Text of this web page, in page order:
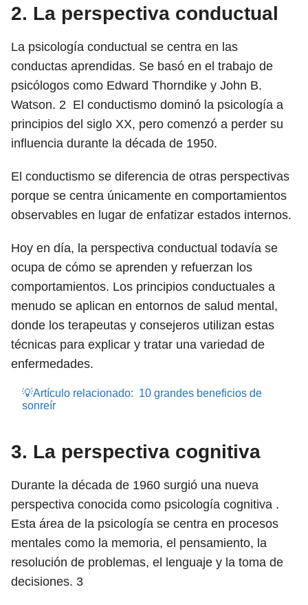
2. La perspectiva conductual
La psicología conductual se centra en las
conductas aprendidas. Se basó en el trabajo de
psicólogos como Edward Thorndike y John B.
Watson. 2 El conductismo dominó la psicología a
principios del siglo XX, pero comenzó a perder su
influencia durante la década de 1950.
El conductismo se diferencia de otras perspectivas
porque se centra únicamente en comportamientos
observables en lugar de enfatizar estados internos.
Hoy en día, la perspectiva conductual todavía se
ocupa de cómo se aprenden y refuerzan los
comportamientos. Los principios conductuales a
menudo se aplican en entornos de salud mental,
donde los terapeutas y consejeros utilizan estas
técnicas para explicar y tratar una variedad de
enfermedades.
💡Artículo relacionado: 10 grandes beneficios de
sonreír
3. La perspectiva cognitiva
Durante la década de 1960 surgió una nueva
perspectiva conocida como psicología cognitiva .
Esta área de la psicología se centra en procesos
mentales como la memoria, el pensamiento, la
resolución de problemas, el lenguaje y la toma de
decisiones. 3